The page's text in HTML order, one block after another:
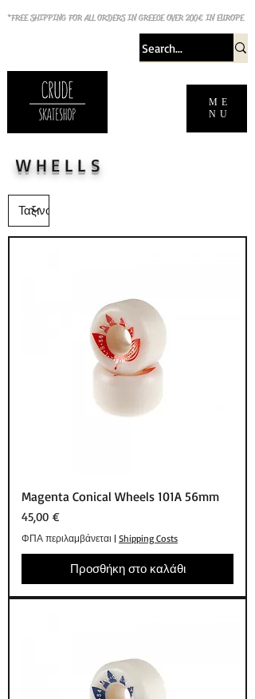
ME
NU
*FREE SHIPPING FOR ALL ORDERS IN GREECE OVER 200€ IN EUROPE
WHELLS
Magenta Conical Wheels 101A 56mm
Τιμή
45,00 €
ΦΠΑ περιλαμβάνεται | Shipping Costs
Προσθήκη στο καλάθι